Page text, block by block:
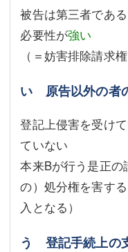
被告は第三者であ
必要性が強い
（＝妨害排除請求
い 原告以外の者
登記上侵害を受け
ていない
本来Bが行う是正
の）処分権を害す
入となる）
う 登記手続上の